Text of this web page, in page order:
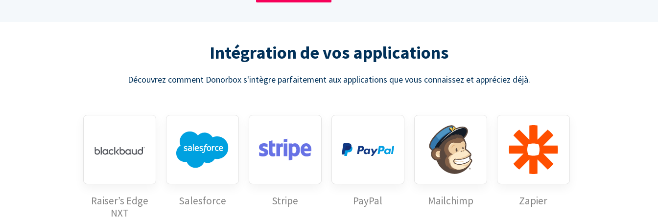
Intégration de vos applications
Découvrez comment Donorbox s'intègre parfaitement aux applications que vous connaissez et appréciez déjà.
Raiser’s Edge
NXT
Salesforce Stripe PayPal Mailchimp Zapier